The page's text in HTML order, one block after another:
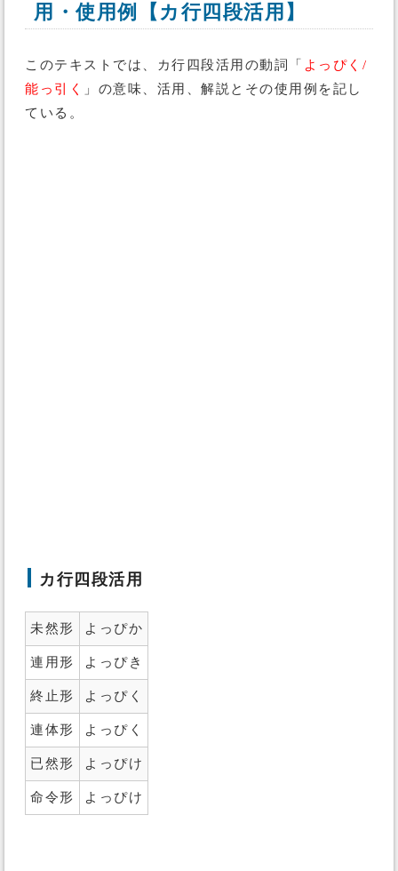
用・使用例【カ行四段活用】
このテキストでは、カ行四段活用の動詞「 よっぴく/
能っ引く
」の意味、活用、解説とその使用例を記し
ている。
カ行四段活用
未然形 よっぴか
連用形 よっぴき
終止形 よっぴく
連体形 よっぴく
已然形 よっぴけ
命令形 よっぴけ